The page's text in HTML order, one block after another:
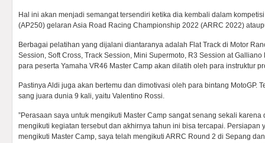
Hal ini akan menjadi semangat tersendiri ketika dia kembali dalam
(AP250) gelaran Asia Road Racing Championship 2022 (ARRC 2022)
Berbagai pelatihan yang dijalani diantaranya adalah Flat Track di Motor
Session, Soft Cross, Track Session, Mini Supermoto, R3 Session at
para peserta Yamaha VR46 Master Camp akan dilatih oleh para instruktur
Pastinya Aldi juga akan bertemu dan dimotivasi oleh para bintang MotoGP.
sang juara dunia 9 kali, yaitu Valentino Rossi.
”Perasaan saya untuk mengikuti Master Camp sangat senang sekali
mengikuti kegiatan tersebut dan akhirnya tahun ini bisa tercapai. Persiapan
mengikuti Master Camp, saya telah mengikuti ARRC Round 2 di Sepang